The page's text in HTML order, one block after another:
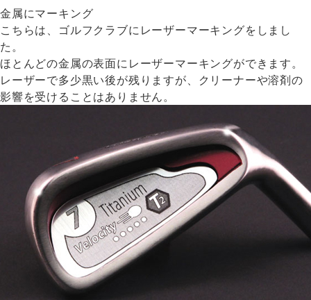
金属にマーキング
こちらは、ゴルフクラブにレーザーマーキングをしまし
た。
ほとんどの金属の表面にレーザーマーキングができます。
レーザーで多少黒い後が残りますが、クリーナーや溶剤の
影響を受けることはありません。